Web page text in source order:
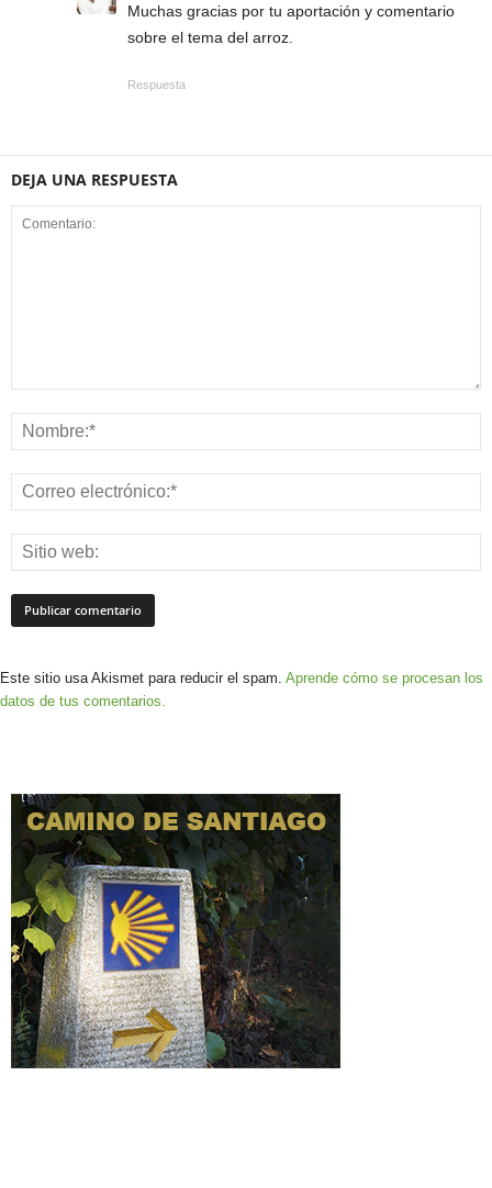
Muchas gracias por tu aportación y comentario
sobre el tema del arroz.
Respuesta
DEJA UNA RESPUESTA
Este sitio usa Akismet para reducir el spam. Aprende cómo se procesan los
datos de tus comentarios.